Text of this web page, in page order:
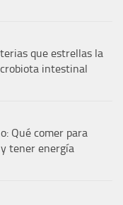
que estrellas la
intestinal
Qué comer para
tener energía